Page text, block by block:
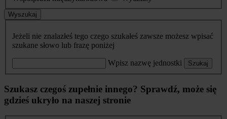
Wyszukaj
Jeżeli nie znalazłeś tego czego szukałeś zawsze możesz wpisać
szukane słowo lub frazę poniżej
Wpisz nazwę jednostki Szukaj
Szukasz czegoś zupełnie innego? Sprawdź, może się
gdzieś ukryło na naszej stronie